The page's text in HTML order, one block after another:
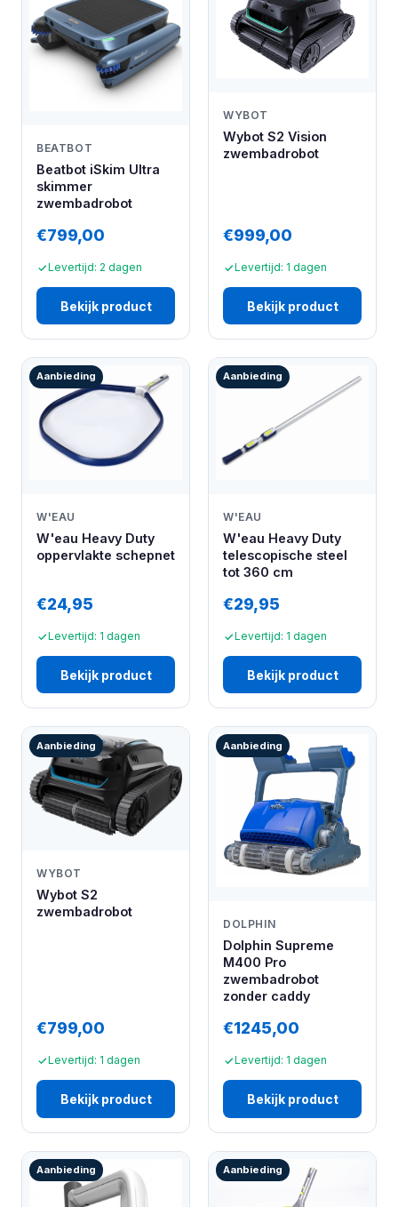
BEATBOT
Beatbot iSkim Ultra
skimmer
zwembadrobot
€799,00
Levertijd: 2 dagen
Bekijk product
WYBOT
Wybot S2 Vision
zwembadrobot
€999,00
Levertijd: 1 dagen
Bekijk product
Aanbieding
W'EAU
W'eau Heavy Duty
oppervlakte schepnet
€24,95
Levertijd: 1 dagen
Bekijk product
Aanbieding
W'EAU
W'eau Heavy Duty
telescopische steel
tot 360 cm
€29,95
Levertijd: 1 dagen
Bekijk product
Aanbieding
WYBOT
Wybot S2
zwembadrobot
€799,00
Levertijd: 1 dagen
Bekijk product
Aanbieding
DOLPHIN
Dolphin Supreme
M400 Pro
zwembadrobot
zonder caddy
€1245,00
Levertijd: 1 dagen
Bekijk product
Aanbieding Aanbieding